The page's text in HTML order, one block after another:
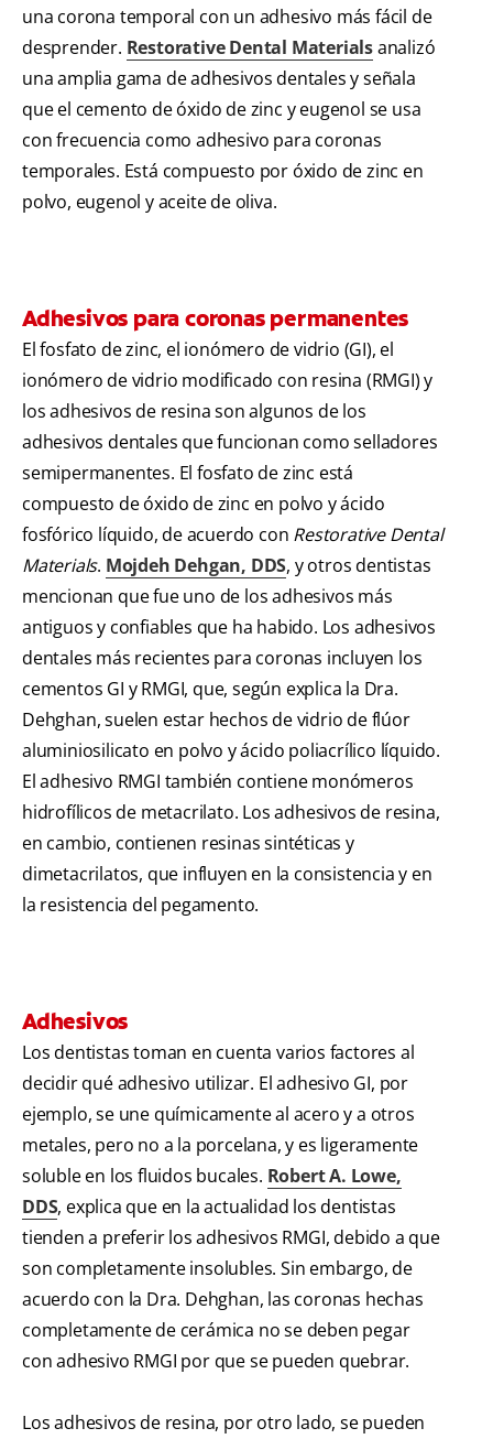
una corona temporal con un adhesivo más fácil de
desprender. Restorative Dental Materialsanalizó
una amplia gama de adhesivos dentales y señala
que el cemento de óxido de zinc y eugenol se usa
con frecuencia como adhesivo para coronas
temporales. Está compuesto por óxido de zinc en
polvo, eugenol y aceite de oliva.
Adhesivos para coronas permanentes
El fosfato de zinc, el ionómero de vidrio (GI), el
ionómero de vidrio modificado con resina (RMGI) y
los adhesivos de resina son algunos de los
adhesivos dentales que funcionan como selladores
semipermanentes. El fosfato de zinc está
compuesto de óxido de zinc en polvo y ácido
fosfórico líquido, de acuerdo con Restorative Dental
Materials. Mojdeh Dehgan, DDS, y otros dentistas
mencionan que fue uno de los adhesivos más
antiguos y confiables que ha habido. Los adhesivos
dentales más recientes para coronas incluyen los
cementos GI y RMGI, que, según explica la Dra.
Dehghan, suelen estar hechos de vidrio de flúor
aluminiosilicato en polvo y ácido poliacrílico líquido.
El adhesivo RMGI también contiene monómeros
hidrofílicos de metacrilato. Los adhesivos de resina,
en cambio, contienen resinas sintéticas y
dimetacrilatos, que influyen en la consistencia y en
la resistencia del pegamento.
Adhesivos
Los dentistas toman en cuenta varios factores al
decidir qué adhesivo utilizar. El adhesivo GI, por
ejemplo, se une químicamente al acero y a otros
metales, pero no a la porcelana, y es ligeramente
soluble en los fluidos bucales. Robert A. Lowe,
DDS, explica que en la actualidad los dentistas
tienden a preferir los adhesivos RMGI, debido a que
son completamente insolubles. Sin embargo, de
acuerdo con la Dra. Dehghan, las coronas hechas
completamente de cerámica no se deben pegar
con adhesivo RMGI por que se pueden quebrar.
Los adhesivos de resina, por otro lado, se pueden